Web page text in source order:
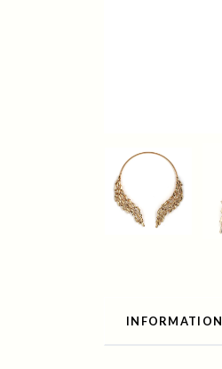
INFORMATION